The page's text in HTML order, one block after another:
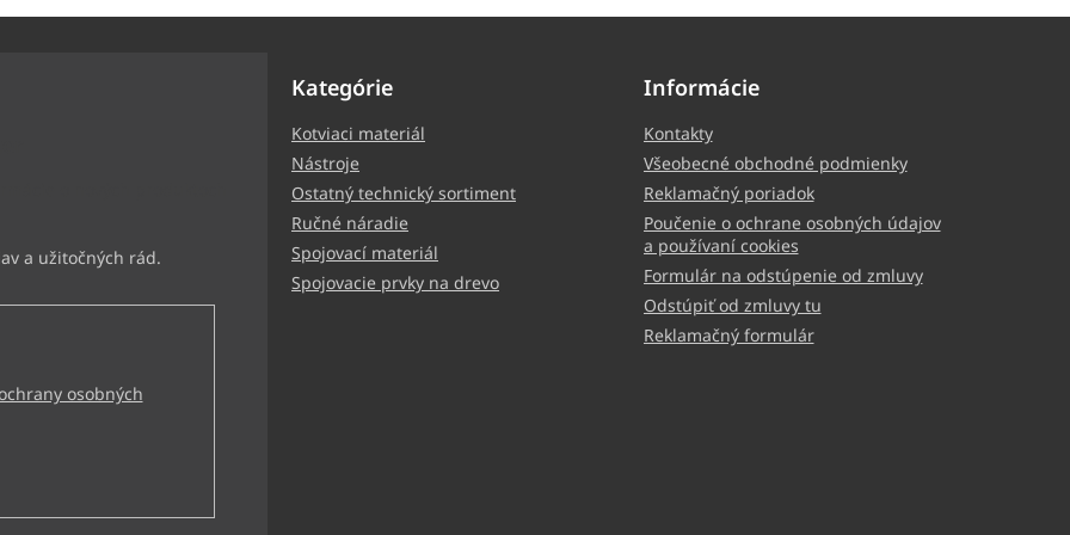
osobných
Kategórie
Kotviaci materiál
Nástroje
Ostatný technický sortiment
Ručné náradie
Spojovací materiál
Spojovacie prvky na drevo
Informácie
Kontakty
Všeobecné obchodné podmienky
Reklamačný poriadok
Poučenie o ochrane osobných údajov
a používaní cookies
Formulár na odstúpenie od zmluvy
Odstúpiť od zmluvy tu
Reklamačný formulár